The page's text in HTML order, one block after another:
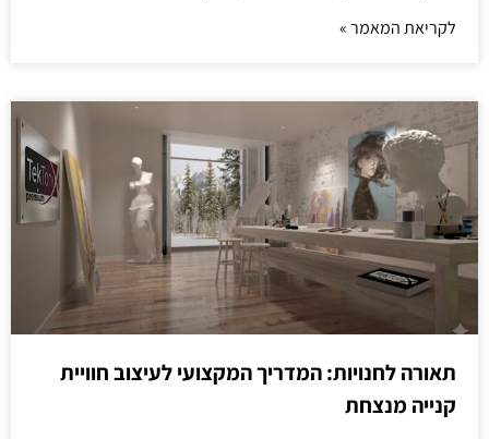
לקריאת המאמר »
תאורה לחנויות: המדריך המקצועי לעיצוב חוויית
קנייה מנצחת